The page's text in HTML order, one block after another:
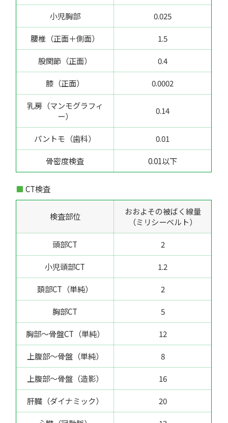
小児胸部
0.025
腰椎（正面＋側面）
1.5
股関節（正面）
0.4
膝（正面）
0.0002
乳房（マンモグラフィ
ー）
0.14
パントモ（歯科）
0.01
骨密度検査
0.01以下
CT検査
検査部位
おおよその被ばく線量
（ミリシーベルト）
頭部CT
2
小児頭部CT
1.2
頚部CT（単純）
2
胸部CT
5
胸部～骨盤CT（単純）
12
上腹部～骨盤（単純）
8
上腹部～骨盤（造影）
16
肝臓（ダイナミック）
20